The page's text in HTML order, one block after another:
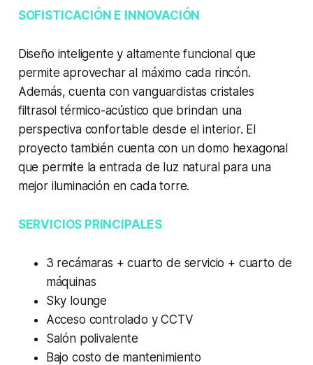
SOFISTICACIÓN E INNOVACIÓN
Diseño inteligente y altamente funcional que
permite aprovechar al máximo cada rincón.
Además, cuenta con vanguardistas cristales
filtrasol térmico-acústico que brindan una
perspectiva confortable desde el interior. El
proyecto también cuenta con un domo hexagonal
que permite la entrada de luz natural para una
mejor iluminación en cada torre.
SERVICIOS PRINCIPALES
3 recámaras + cuarto de servicio + cuarto de
máquinas
Sky lounge
Acceso controlado y CCTV
Salón polivalente
Bajo costo de mantenimiento